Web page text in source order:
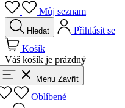
Můj seznam
Hledat
Přihlásit se
Košík
Váš košík je prázdný
Menu Zavřít
Oblíbené